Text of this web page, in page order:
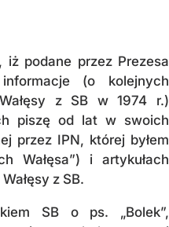
iż podane przez Prezesa
(o kolejnych
z SB w 1974 r.)
piszę od lat w swoich
przez IPN, której byłem
Wałęsa”) i artykułach
z SB.
SB o ps. „Bolek”,